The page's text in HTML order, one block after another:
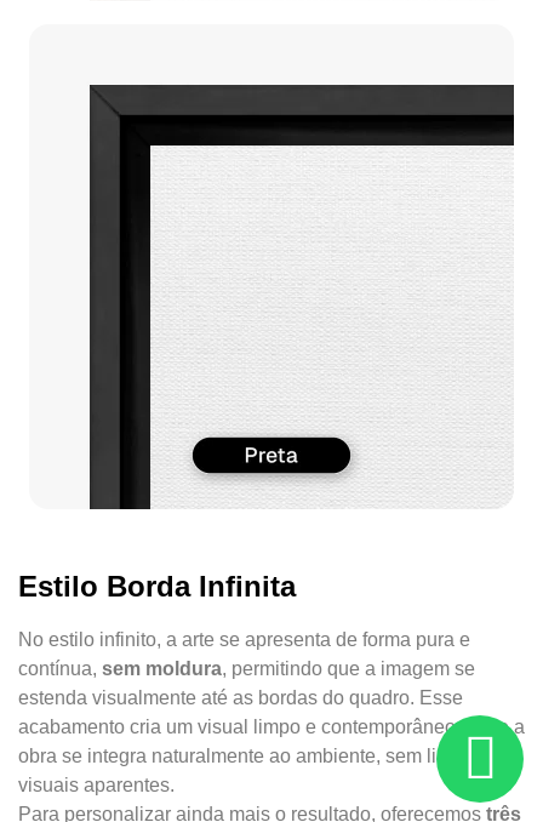
Estilo Borda Infinita
No estilo infinito, a arte se apresenta de forma pura e
contínua, sem moldura, permitindo que a imagem se
estenda visualmente até as bordas do quadro. Esse
acabamento cria um visual limpo e contemporâneo, onde a
obra se integra naturalmente ao ambiente, sem limites
visuais aparentes.
Para personalizar ainda mais o resultado, oferecemos três